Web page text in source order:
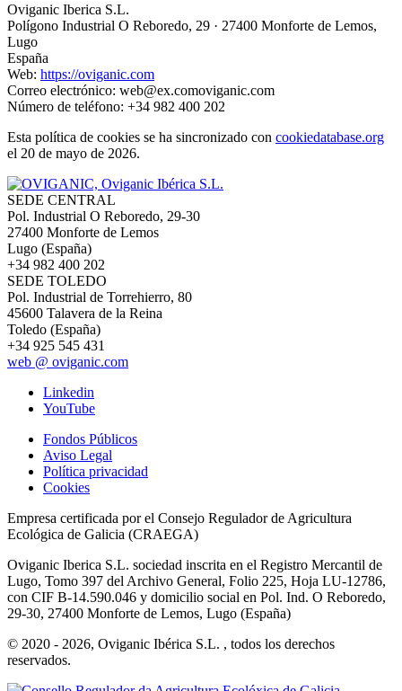
Oviganic Iberica S.L.
Polígono Industrial O Reboredo, 29 · 27400 Monforte de Lemos,
Lugo
España
Web: https://oviganic.com
Correo electrónico: web@ex.comoviganic.com
Número de teléfono: +34 982 400 202
Esta política de cookies se ha sincronizado con cookiedatabase.org
el 20 de mayo de 2026.
SEDE CENTRAL
Pol. Industrial O Reboredo, 29-30
27400 Monforte de Lemos
Lugo (España)
+34 982 400 202
SEDE TOLEDO
Pol. Industrial de Torrehierro, 80
45600 Talavera de la Reina
Toledo (España)
+34 925 545 431
web @ oviganic.com
Linkedin
YouTube
Fondos Públicos
Aviso Legal
Política privacidad
Cookies
Empresa certificada por el Consejo Regulador de Agricultura
Ecológica de Galicia (CRAEGA)
Oviganic Iberica S.L. sociedad inscrita en el Registro Mercantil de
Lugo, Tomo 397 del Archivo General, Folio 225, Hoja LU-12786,
con CIF B-14.590.046 y domicilio social en Pol. Ind. O Reboredo,
29-30, 27400 Monforte de Lemos, Lugo (España)
© 2020 - 2026, Oviganic Ibérica S.L. , todos los derechos
reservados.